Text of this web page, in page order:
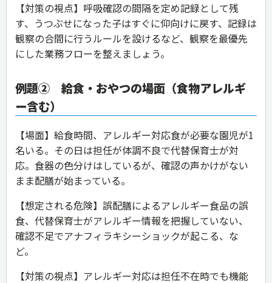
【対策の視点】呼吸確認の間隔を定め記録として残
す、うつぶせになった子はすぐに仰向けに戻す、記録は
観察の合間に行うルールを設けるなど、観察を最優先
にした業務フローを整えましょう。
例題② 給食・おやつの場面（食物アレルギ
ー含む）
【場面】給食時間、アレルギー対応食が必要な園児が1
名いる。その日は担任が体調不良で代替保育士が対
応。食器の色分けはしているが、確認の声かけがない
まま配膳が始まっている。
【想定される危険】誤配膳によるアレルギー食品の誤
食、代替保育士がアレルギー情報を把握していない、
確認不足でアナフィラキシーショックが起こる、な
ど。
【対策の視点】アレルギー対応は担任不在時でも機能